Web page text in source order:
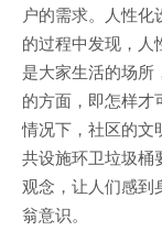
户的需求。人性
的过程中发现，人
是大家生活的场所
的方面，即怎样才
情况下，社区的文
共设施环卫垃圾桶
观念，让人们感到
翁意识。